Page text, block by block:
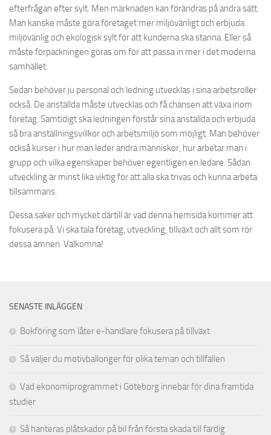
efterfrågan efter sylt. Men marknaden kan förändras på andra sätt.
Man kanske måste göra företaget mer miljövänligt och erbjuda
miljövänlig och ekologisk sylt för att kunderna ska stanna. Eller så
måste förpackningen göras om för att passa in mer i det moderna
samhället.
Sedan behöver ju personal och ledning utvecklas i sina arbetsroller
också. De anställda måste utvecklas och få chansen att växa inom
företag. Samtidigt ska ledningen förstår sina anställda och erbjuda
så bra anställningsvillkor och arbetsmiljö som möjligt. Man behöver
också kurser i hur man leder andra människor, hur arbetar man i
grupp och vilka egenskaper behöver egentligen en ledare. Sådan
utveckling är minst lika viktig för att alla ska trivas och kunna arbeta
tillsammans.
Dessa saker och mycket därtill är vad denna hemsida kommer att
fokusera på. Vi ska tala företag, utveckling, tillväxt och allt som rör
dessa ämnen. Välkomna!
SENASTE INLÄGGEN
Bokföring som låter e-handlare fokusera på tillväxt
Så väljer du motivballonger för olika teman och tillfällen
Vad ekonomiprogrammet i Göteborg innebär för dina framtida
studier
Så hanteras plåtskador på bil från första skada till färdig